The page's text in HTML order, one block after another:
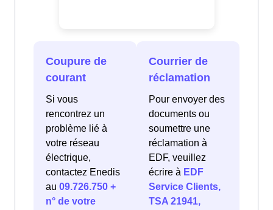
Coupure de
courant
Si vous
rencontrez un
problème lié à
votre réseau
électrique,
contactez Enedis
au 09.726.750 +
n° de votre
Courrier de
réclamation
Pour envoyer des
documents ou
soumettre une
réclamation à
EDF, veuillez
écrire à EDF
Service Clients,
TSA 21941,